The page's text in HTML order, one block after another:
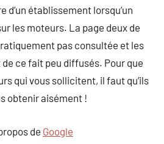
d’un établissement lorsqu’un
les moteurs. La page deux de
pas consultée et les
ce fait peu diffusés. Pour que
qui vous sollicitent, il faut qu’ils
obtenir aisément !
de Google